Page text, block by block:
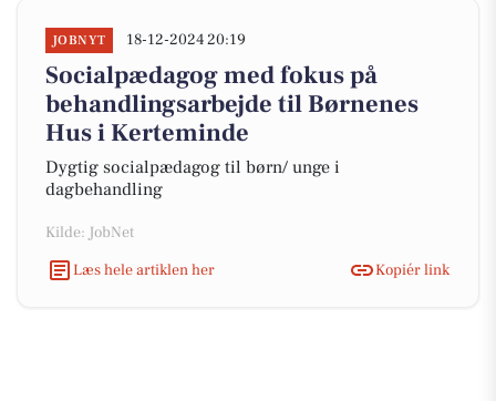
JOBNYT 18-12-2024 20:19
Socialpædagog med fokus på
behandlingsarbejde til Børnenes
Hus i Kerteminde
Dygtig socialpædagog til børn/ unge i
dagbehandling
Kilde: JobNet
Læs hele artiklen her
Kopiér link